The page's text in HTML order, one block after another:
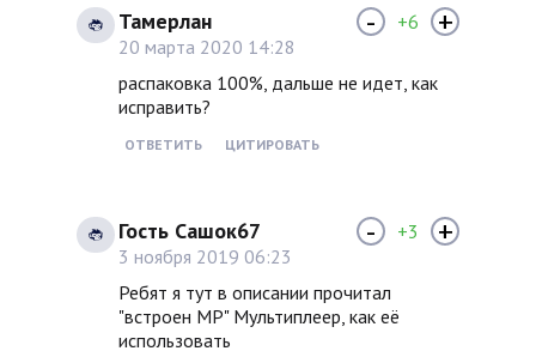
Тамерлан
20 марта 2020 14:28
распаковка 100%, дальше не идет, как
исправить?
ОТВЕТИТЬ ЦИТИРОВАТЬ
- +6 +
Гость Сашок67
3 ноября 2019 06:23
Ребят я тут в описании прочитал
"встроен MP" Мультиплеер, как её
использовать
- +3 +